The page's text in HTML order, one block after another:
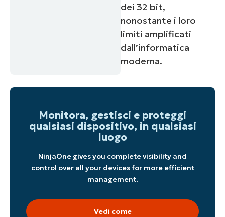
dei 32 bit,
nonostante i loro
limiti amplificati
dall’informatica
moderna.
Monitora, gestisci e proteggi
qualsiasi dispositivo, in qualsiasi
luogo
NinjaOne gives you complete visibility and
control over all your devices for more efficient
management.
Vedi come